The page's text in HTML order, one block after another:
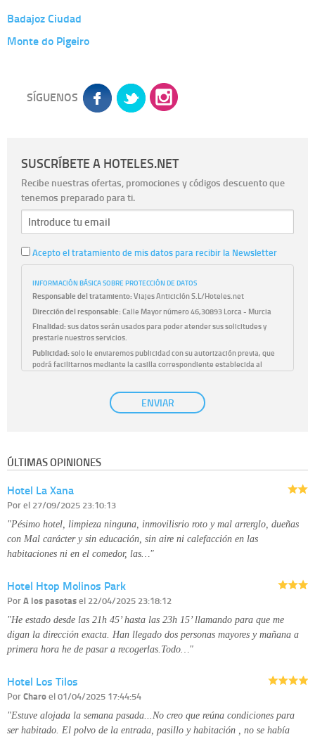
Badajoz Ciudad
Monte do Pigeiro
SÍGUENOS
SUSCRÍBETE A HOTELES.NET
Recibe nuestras ofertas, promociones y códigos descuento que
tenemos preparado para ti.
Acepto el tratamiento de mis datos para recibir la Newsletter
INFORMACIÓN BÁSICA SOBRE PROTECCIÓN DE DATOS
Responsable del tratamiento:Viajes Anticiclón S.L/Hoteles.net
Dirección del responsable:Calle Mayor número 46,30893 Lorca - Murcia
Finalidad:sus datos serán usados para poder atender sus solicitudes y
prestarle nuestros servicios.
Publicidad:solo le enviaremos publicidad con su autorización previa, que
podrá facilitarnos mediante la casilla correspondiente establecida al
únicamente trataremos sus datos con su consentimiento
previo, que podrá facilitarnos mediante la casilla correspondiente
Derechos:tiene derecho a saber qué información tenemos sobre usted,
disponible en nuestra página web.
Información complementaria:
ENVIAR
ÚLTIMAS OPINIONES
Hotel La Xana
Porel 27/09/2025 23:10:13
"Pésimo hotel, limpieza ninguna, inmovilisrio roto y mal arrerglo, dueñas
con Mal carácter y sin educación, sin aire ni calefacción en las
habitaciones ni en el comedor, las…"
Hotel Htop Molinos Park
PorA los pasotasel 22/04/2025 23:18:12
"He estado desde las 21h 45’ hasta las 23h 15’ llamando para que me
digan la dirección exacta. Han llegado dos personas mayores y mañana a
primera hora he de pasar a recogerlas.Todo…"
Hotel Los Tilos
PorCharoel 01/04/2025 17:44:54
"Estuve alojada la semana pasada...No creo que reúna condiciones para
ser habitado. El polvo de la entrada, pasillo y habitación , no se había